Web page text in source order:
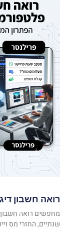
רואה חשבון
מחפשים רואה חשבון
שנתיים, החזרי מס